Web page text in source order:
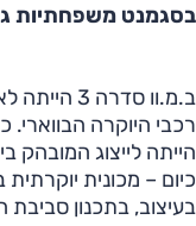
בסגמנט משפחתיות
ב.מ.וו
הייתה לייצוג המובהק
כיום – מכונית יוקרתית
בעיצוב, בתכנון סביבת